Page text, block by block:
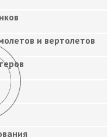
и вертолетов